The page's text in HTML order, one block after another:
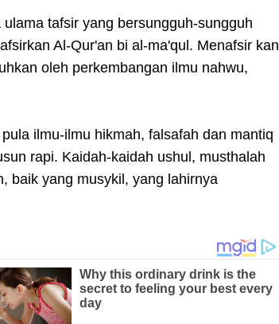
tafsir yang bersungguh-sungguh
Al-Qur'an bi al-ma'qul. Menafsir kan
oleh perkembangan ilmu nahwu,
ilmu-ilmu hikmah, falsafah dan mantiq
rapi. Kaidah-kaidah ushul, musthalah
baik yang musykil, yang lahirnya